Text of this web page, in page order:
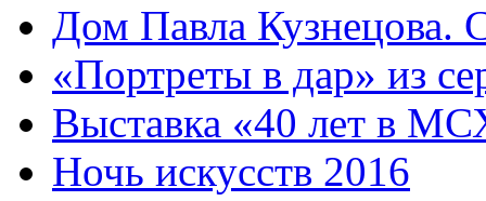
Дом Павла Кузнецова.
«Портреты в дар» из
Выставка «40 лет в
Ночь искусств 2016